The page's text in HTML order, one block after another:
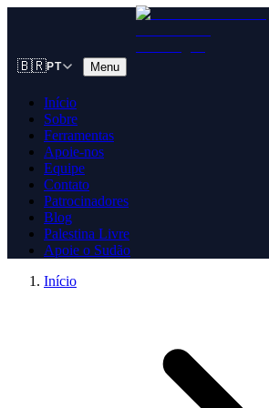
🇧🇷PT Menu
Início
Sobre
Ferramentas
Apoie-nos
Equipe
Contato
Patrocinadores
Blog
Palestina Livre
Apoie o Sudão
Início